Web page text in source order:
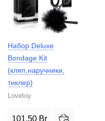
Набор Deluxe
Bondage Kit
(кляп,наручники,
тиклер)
Lovetoy
101,50 Br